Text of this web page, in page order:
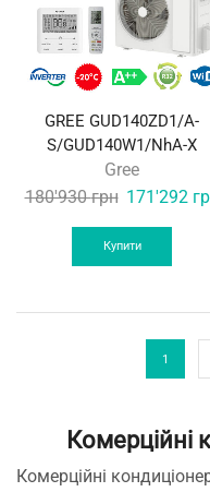
GREE GUD140ZD1/A-
S/GUD140W1/NhA-X
Gree
180'930грн Original
was:
171'292
Купити
1
Комерційні
Комерційні